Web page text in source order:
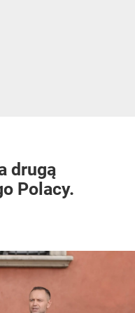
drugą
Polacy.